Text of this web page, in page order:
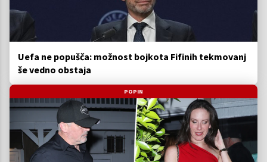
Uefa ne popušča: možnost bojkota Fifinih tekmovanj
še vedno obstaja
POPIN